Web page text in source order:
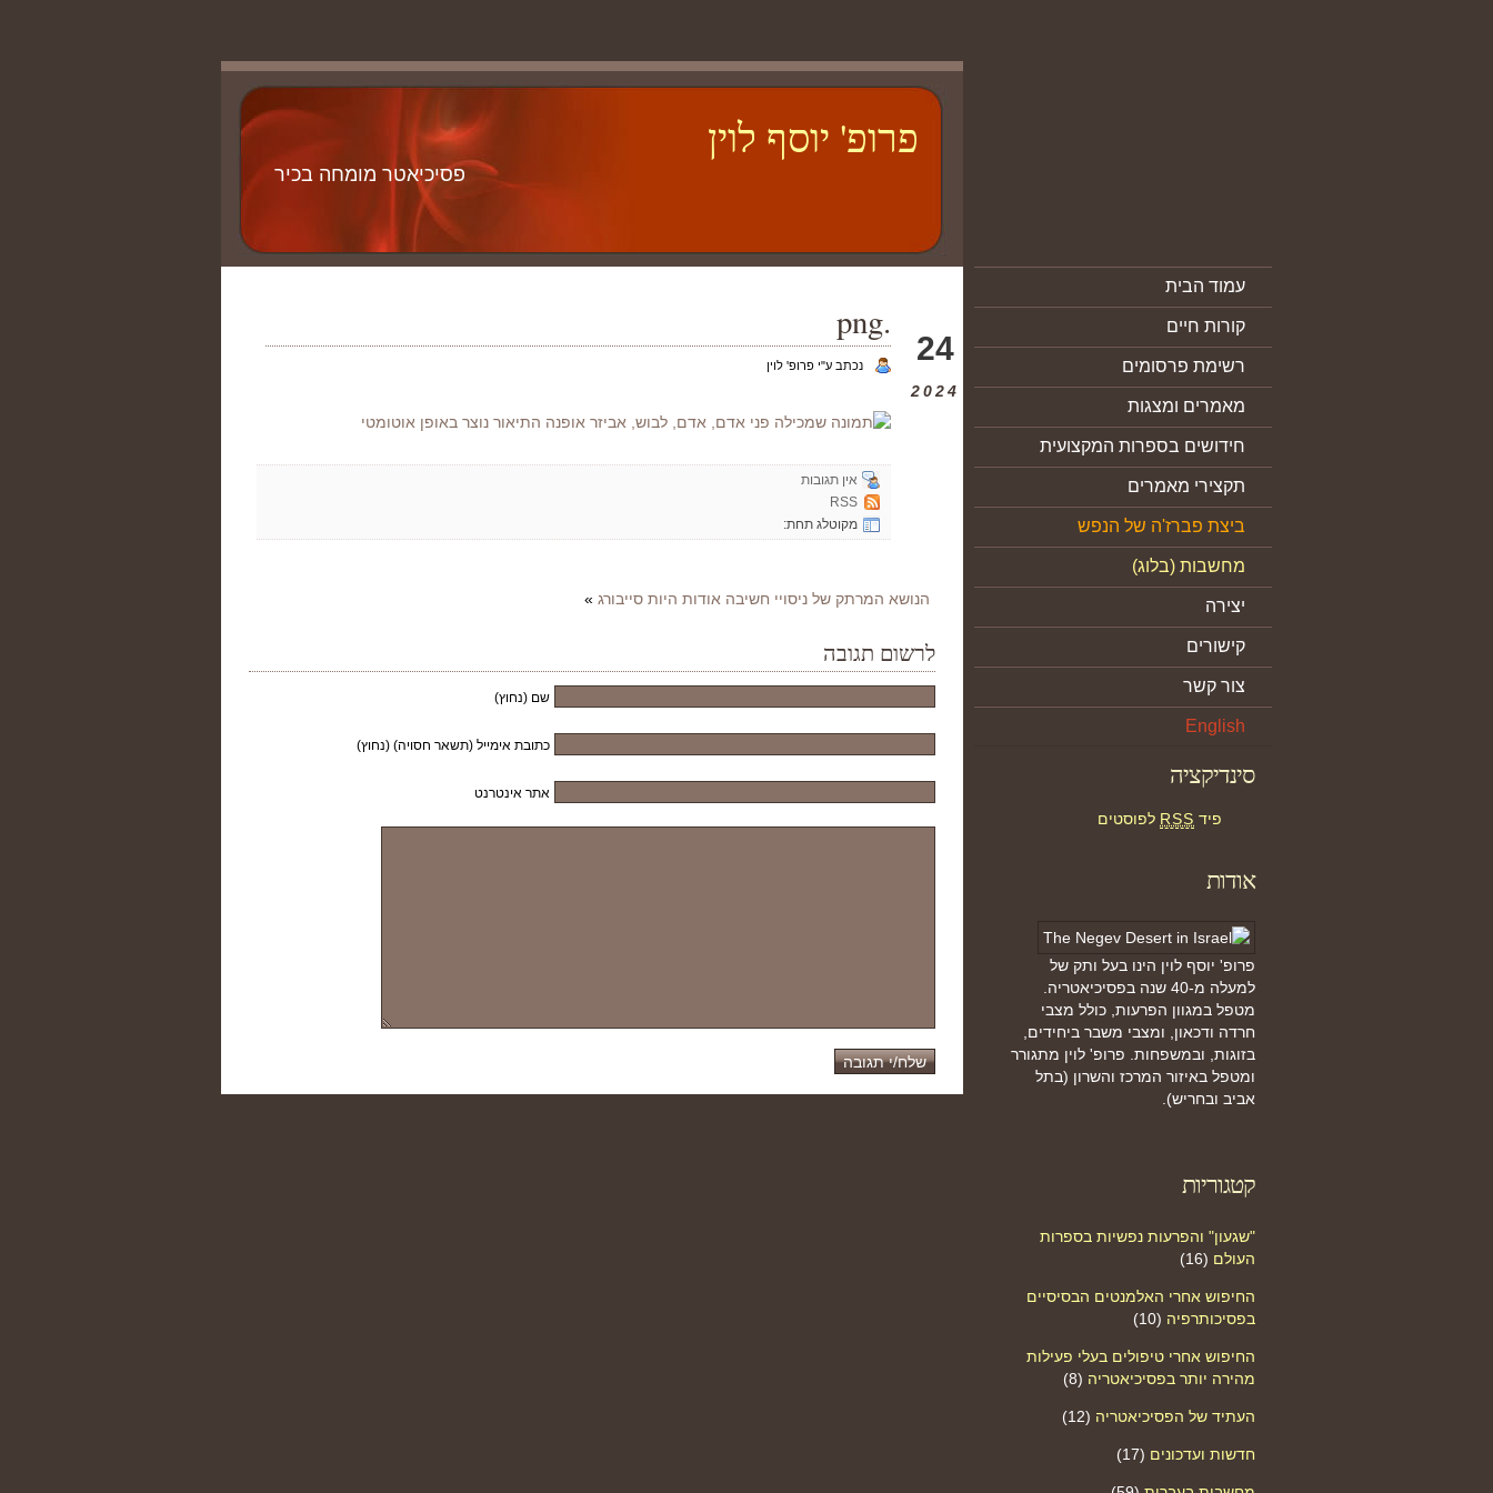
עמוד הבית
קורות חיים
רשימת פרסומים
מאמרים ומצגות
חידושים בספרות המקצועית
תקצירי מאמרים
ביצת פברז'ה של הנפש
מחשבות (בלוג)
יצירה
קישורים
צור קשר
English
סינדיקציה
פיד RSS לפוסטים
אודות
פרופ' יוסף לוין הינו בעל ותק של
למעלה מ-40 שנה בפסיכיאטריה.
מטפל במגוון הפרעות, כולל מצבי
חרדה ודכאון, ומצבי משבר ביחידים,
בזוגות, ובמשפחות. פרופ' לוין מתגורר
ומטפל באיזור המרכז והשרון (בתל
אביב ובחריש).
קטגוריות
"שגעון" והפרעות נפשיות בספרות
העולם (16)
החיפוש אחרי האלמנטים הבסיסיים
בפסיכותרפיה (10)
החיפוש אחרי טיפולים בעלי פעילות
מהירה יותר בפסיכיאטריה (8)
העתיד של הפסיכיאטריה (12)
חדשות ועדכונים (17)
פרופ' יוסף לוין
פסיכיאטר מומחה בכיר
24
2024
.png
נכתב ע"י פרופ' לוין
אין תגובות
RSS
מקוטלג תחת:
הנושא המרתק של ניסויי חשיבה אודות היות סייבורג »
לרשום תגובה
שם (נחוץ)
כתובת אימייל (תשאר חסויה) (נחוץ)
אתר אינטרנט